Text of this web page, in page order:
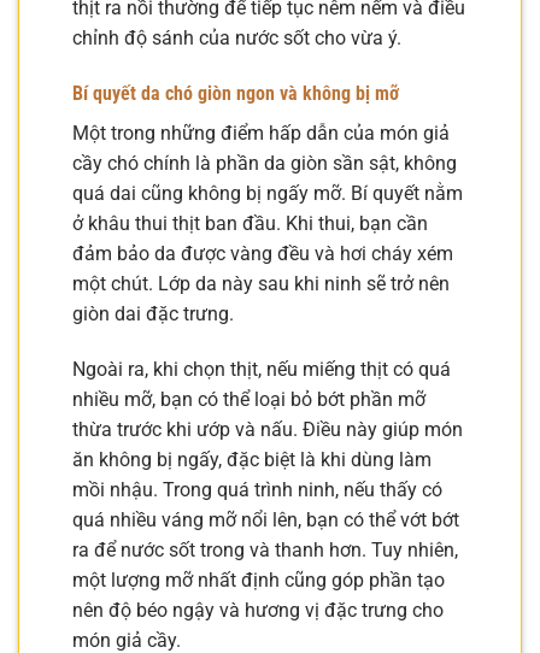
thịt ra nồi thường để tiếp tục nêm nếm và điều
chỉnh độ sánh của nước sốt cho vừa ý.
Bí quyết da chó giòn ngon và không bị mỡ
Một trong những điểm hấp dẫn của món giả
cầy chó chính là phần da giòn sần sật, không
quá dai cũng không bị ngấy mỡ. Bí quyết nằm
ở khâu thui thịt ban đầu. Khi thui, bạn cần
đảm bảo da được vàng đều và hơi cháy xém
một chút. Lớp da này sau khi ninh sẽ trở nên
giòn dai đặc trưng.
Ngoài ra, khi chọn thịt, nếu miếng thịt có quá
nhiều mỡ, bạn có thể loại bỏ bớt phần mỡ
thừa trước khi ướp và nấu. Điều này giúp món
ăn không bị ngấy, đặc biệt là khi dùng làm
mồi nhậu. Trong quá trình ninh, nếu thấy có
quá nhiều váng mỡ nổi lên, bạn có thể vớt bớt
ra để nước sốt trong và thanh hơn. Tuy nhiên,
một lượng mỡ nhất định cũng góp phần tạo
nên độ béo ngậy và hương vị đặc trưng cho
món giả cầy.